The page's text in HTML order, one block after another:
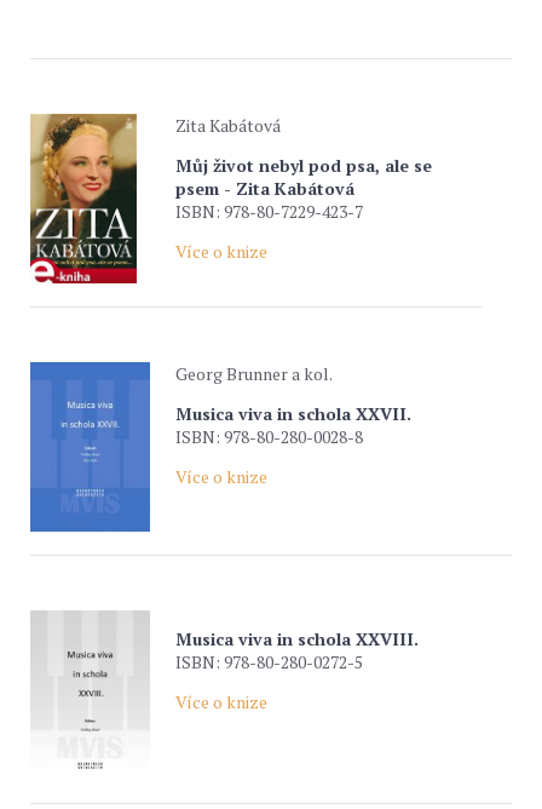
Zita Kabátová
Můj život nebyl pod psa, ale se
psem - Zita Kabátová
ISBN: 978-80-7229-423-7
Více o knize
Georg Brunner a kol.
Musica viva in schola XXVII.
ISBN: 978-80-280-0028-8
Více o knize
Musica viva in schola XXVIII.
ISBN: 978-80-280-0272-5
Více o knize